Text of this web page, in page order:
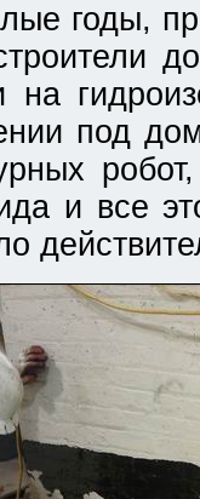
годы,
на
под
и все